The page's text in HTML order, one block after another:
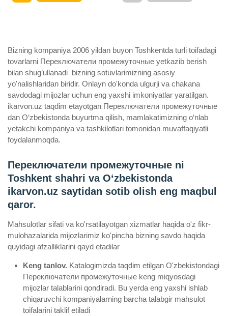
Bizning kompaniya 2006 yildan buyon Toshkentda turli toifadagi
tovarlarni Переключатели промежуточные yetkazib berish
bilan shug’ullanadi ­ bizning sotuvlarimizning asosiy
yo'nalishlaridan biridir. Onlayn do'konda ulgurji va chakana
savdodagi mijozlar uchun eng yaxshi imkoniyatlar yaratilgan.
ikarvon.uz taqdim etayotgan Переключатели промежуточные
dan O‘zbekistonda buyurtma qilish, mamlakatimizning o‘nlab
yetakchi kompaniya va tashkilotlari tomonidan muvaffaqiyatli
foydalanmoqda.
Переключатели промежуточные ni
Toshkent shahri va Oʻzbekistonda
ikarvon.uz saytidan sotib olish eng maqbul
qaror.
Mahsulotlar sifati va ko'rsatilayotgan xizmatlar haqida o'z fikr-
mulohazalarida mijozlarimiz ko'pincha bizning savdo haqida
quyidagi afzalliklarini qayd etadilar
Keng tanlov. Katalogimizda taqdim etilgan O'zbekistondagi
Переключатели промежуточные keng miqyosdagi
mijozlar talablarini qondiradi. Bu yerda eng yaxshi ishlab
chiqaruvchi kompaniyalarning barcha talabgir mahsulot
toifalarini taklif etiladi